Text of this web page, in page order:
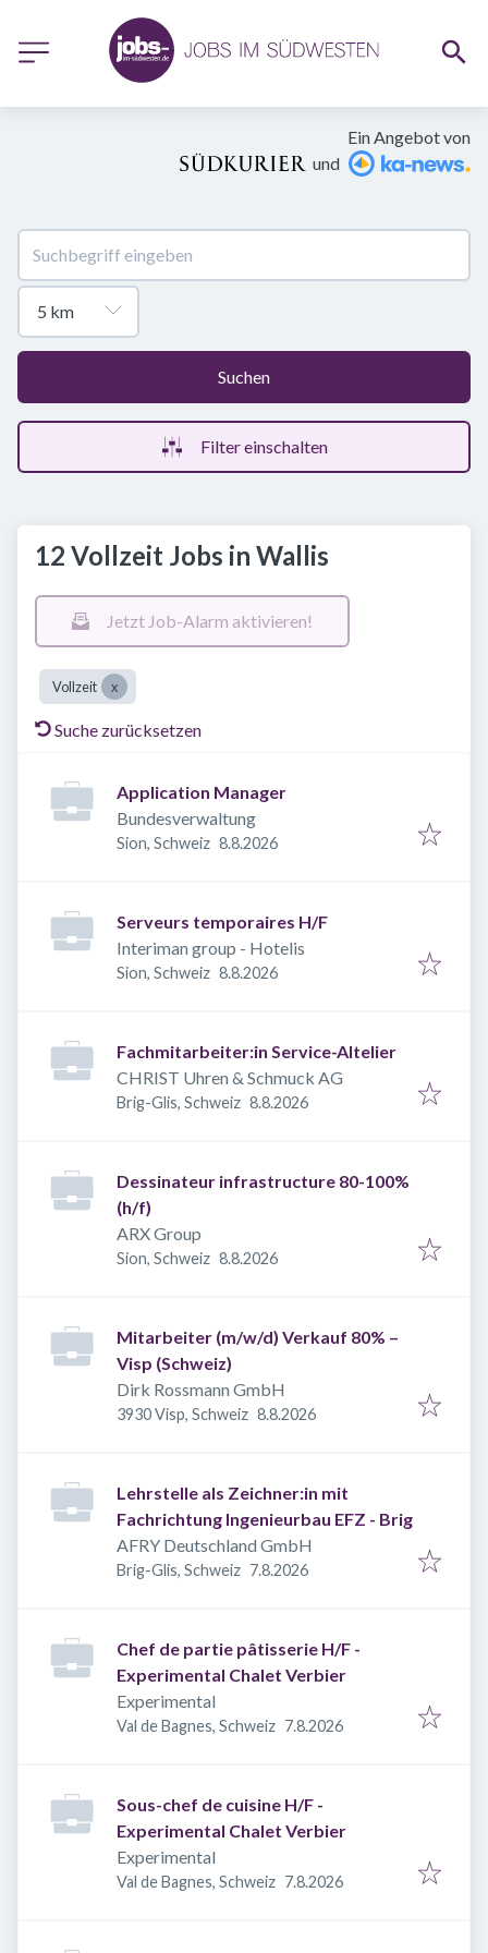
Ein Angebot von
und
Suchen
Filter einschalten
12 Vollzeit Jobs in Wallis
Jetzt Job-Alarm aktivieren!
Vollzeit
Suche zurücksetzen
Application Manager
Bundesverwaltung
Sion, Schweiz Veröffentlicht
8.8.2026
Serveurs temporaires H/F
Interiman group - Hotelis
Sion, Schweiz Veröffentlicht
8.8.2026
Fachmitarbeiter:in Service-Altelier
CHRIST Uhren & Schmuck AG
Brig-Glis, Schweiz Veröffentlicht
8.8.2026
Dessinateur infrastructure 80-100%
(h/f)
ARX Group
Sion, Schweiz Veröffentlicht
8.8.2026
Mitarbeiter (m/w/d) Verkauf 80% –
Visp (Schweiz)
Dirk Rossmann GmbH
3930 Visp, Schweiz Veröffentlicht
8.8.2026
Lehrstelle als Zeichner:in mit
Fachrichtung Ingenieurbau EFZ - Brig
AFRY Deutschland GmbH
Brig-Glis, Schweiz Veröffentlicht
7.8.2026
Chef de partie pâtisserie H/F -
Experimental Chalet Verbier
Experimental
Val de Bagnes, Schweiz Veröffentlicht
7.8.2026
Sous-chef de cuisine H/F -
Experimental Chalet Verbier
Experimental
Val de Bagnes, Schweiz Veröffentlicht
7.8.2026